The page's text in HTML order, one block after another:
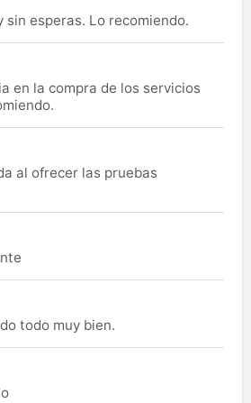
sin esperas. Lo recomiendo.
en la compra de los servicios
al ofrecer las pruebas
todo muy bien.